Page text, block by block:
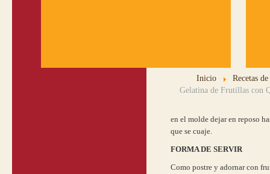
Inicio
Recetas
Gelatina de Frutillas con
en el molde dejar en reposo
que se cuaje.
FORMA DE SERVIR
Como postre y adornar con